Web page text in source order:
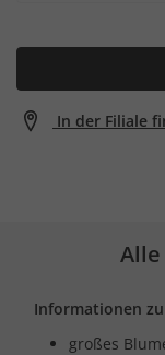
In der Filiale
Informationen
großes